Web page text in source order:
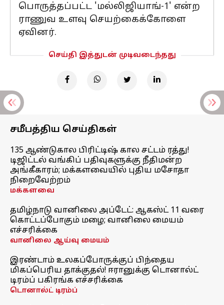
பொருத்தப்பட்ட 'மல்லிஜியாங்-1' என்ற
ராணுவ உளவு செயற்கைக்கோளை
ஏவினர்.
செய்தி இத்துடன் முடிவடைந்தது
சமீபத்திய செய்திகள்
135 ஆண்டுகால பிரிட்டிஷ் கால சட்டம் ரத்து!
டிஜிட்டல் வங்கிப் பதிவுகளுக்கு நீதிமன்ற
அங்கீகாரம்; மக்களவையில் புதிய மசோதா
நிறைவேற்றம்
மக்களவை
தமிழ்நாடு வானிலை அப்டேட்: ஆகஸ்ட் 11 வரை
கொட்டப்போகும் மழை; வானிலை மையம்
எச்சரிக்கை
வானிலை ஆய்வு மையம்
இரண்டாம் உலகப்போருக்குப் பிந்தைய
மிகப்பெரிய தாக்குதல்! ஈரானுக்கு டொனால்ட்
டிரம்ப் பகிரங்க எச்சரிக்கை
டொனால்ட் டிரம்ப்